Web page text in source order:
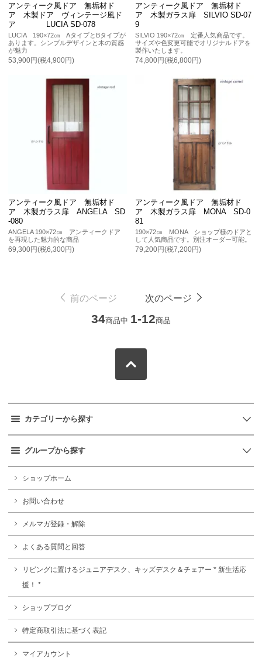
アンティーク風ドア 無垢材ド
ア 木製ドア ヴィンテージ風ド
ア LUCIA SD-078
LUCIA 190×72㎝ AタイプとBタイプが
あります。シンプルデザインと木の質感
が魅力
53,900円(税4,900円)
アンティーク風ドア 無垢材ド
ア 木製ガラス扉 SILVIO SD-07
9
SILVIO 190×72㎝ 定番人気商品です。
サイズや色変更可能でオリジナルドアを
製作いたします。
74,800円(税6,800円)
アンティーク風ドア 無垢材ド
ア 木製ガラス扉 ANGELA SD
-080
ANGELA 190×72㎝ アンティークドア
を再現した魅力的な商品
69,300円(税6,300円)
アンティーク風ドア 無垢材ド
ア 木製ガラス扉 MONA SD-0
81
190×72㎝ MONA ショップ様のドアと
して人気商品です。別注オーダー可能。
79,200円(税7,200円)
前のページ 次のページ
34商品中 1-12商品
カテゴリーから探す
グループから探す
ショップホーム
お問い合わせ
メルマガ登録・解除
よくある質問と回答
リビングに置けるジュニアデスク、キッズデスク＆チェアー * 新生活応
援！ *
ショップブログ
特定商取引法に基づく表記
マイアカウント